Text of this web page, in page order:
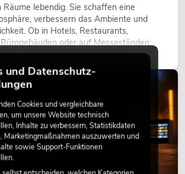
Räume lebendig. Sie schaffen eine
verbessern das Ambiente und
Ob in Hotels, Restaurants,
oder auf Messeständen:
Begrünung gehört heute längst zum
und Datenschutz-
Cookies und vergleichbare
um unsere Website technisch
Inhalte zu verbessern, Statistikdaten
Marketingmaßnahmen auszuwerten und
sowie Support-Funktionen